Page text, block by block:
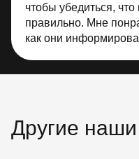
чтобы убедиться,
правильно. Мне
как они
прислушивались к
Другие